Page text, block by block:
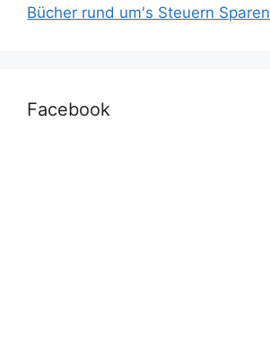
Bücher rund um's Steuern Sparen
Facebook